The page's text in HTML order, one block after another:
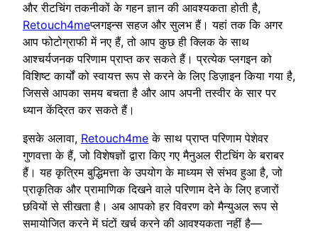
और रीटचिंग तकनीकों के गहन ज्ञान की आवश्यकता होती है,
Retouch4meप्लगइन्स सहज और सुलभ हैं। यहां तक कि अगर
आप फोटोग्राफी में नए हैं, तो आप कुछ ही क्लिक के साथ
आश्चर्यजनक परिणाम प्राप्त कर सकते हैं। प्रत्येक प्लगइन को
विशिष्ट कार्यों को स्वायत्त रूप से करने के लिए डिज़ाइन किया गया है,
जिससे आपका समय बचता है और आप अपनी तस्वीर के सार पर
ध्यान केंद्रित कर सकते हैं।
इसके अलावा, Retouch4me के साथ प्राप्त परिणाम पेशेवर
गुणवत्ता के हैं, जो विशेषज्ञों द्वारा किए गए मैनुअल रीटचिंग के बराबर
हैं। यह कृत्रिम बुद्धिमत्ता के उपयोग के माध्यम से संभव हुआ है, जो
प्राकृतिक और प्रामाणिक दिखने वाले परिणाम देने के लिए हजारों
छवियों से सीखता है। अब आपको हर विवरण को मैन्युअल रूप से
समायोजित करने में घंटों खर्च करने की आवश्यकता नहीं है—